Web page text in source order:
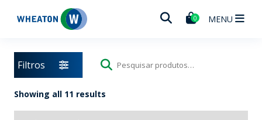
Wheaton 0 MENU
Filtros
Pesquisar
Showing all 11 results